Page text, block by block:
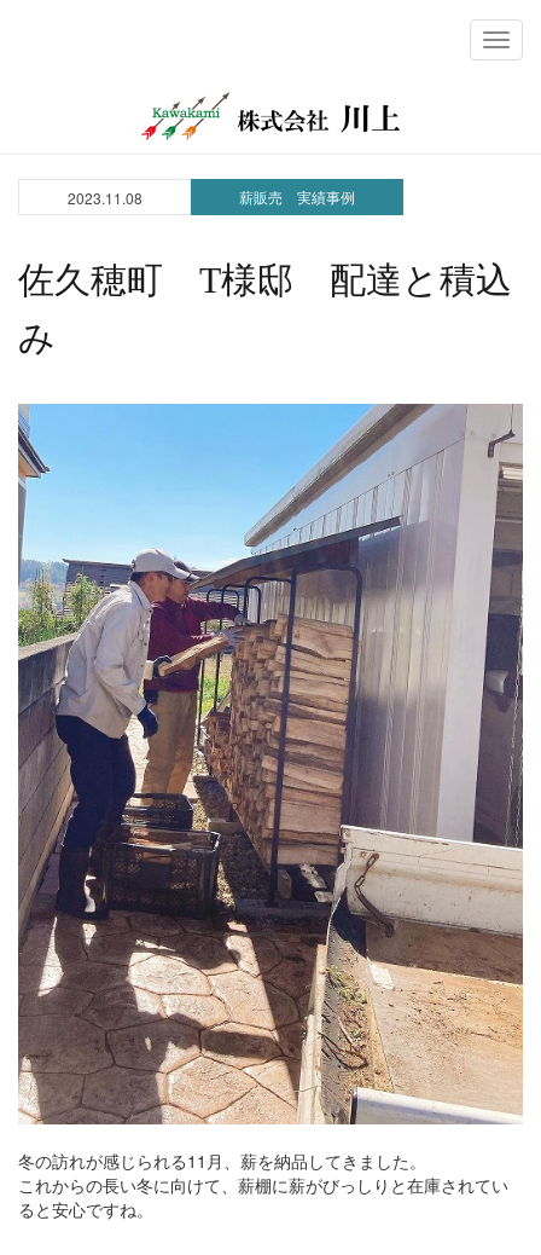
メ
ニ
2023.11.08 薪販売 実績事例
佐久穂町 T様邸 配達と積込
み
冬の訪れが感じられる11月、薪を納品してきました。
これからの長い冬に向けて、薪棚に薪がびっしりと在庫されてい
ると安心ですね。